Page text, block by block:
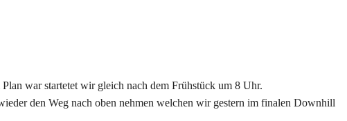
war startetet wir gleich nach dem Frühstück um 8 Uhr.
den Weg nach oben nehmen welchen wir gestern im finalen Downhill